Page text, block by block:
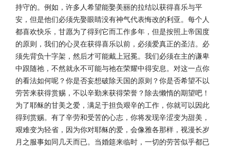
持守的。例如，许多人希望能娶美丽的拉结以获得喜乐与平
安，但是他们必须先娶眼睛没有神气代表悔改的利亚。每个人
都喜欢快乐，甘愿为了得到它而工作多年，但是按照上帝国度
的原则，我们的心灵在获得喜乐以前，必须爱真正的圣洁。必
须先背负十字架，然后才可能戴上冠冕。我们必须在主的谦卑
中跟随祂，不然就永不可能与祂在荣耀中得安息。对这一点你
的看法如何呢？你是否妄想破除天国的原则？你是否希望不以
劳苦来获得赏赐，不以辛勤来获得荣誉？除去懒惰的期望吧！
为了耶稣的甘美之爱，满足于担负艰辛的工作，你就可以因此
得到赏赐。有了辛劳和受苦的心志，你将发现辛涩变为甜美，
艰难变为轻省，因为你对耶稣的爱，会像雅各那样，视漫长岁
月之服事如同几天而已。当婚筵来临时，一切的劳苦似乎都已